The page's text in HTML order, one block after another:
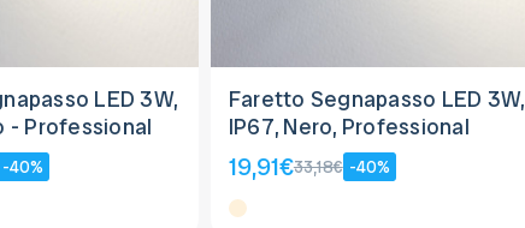
LED 3W,
- Professional
-40%
Faretto Segnapasso LED 3W,
IP67, Nero, Professional
19,91€33,18€ -40%